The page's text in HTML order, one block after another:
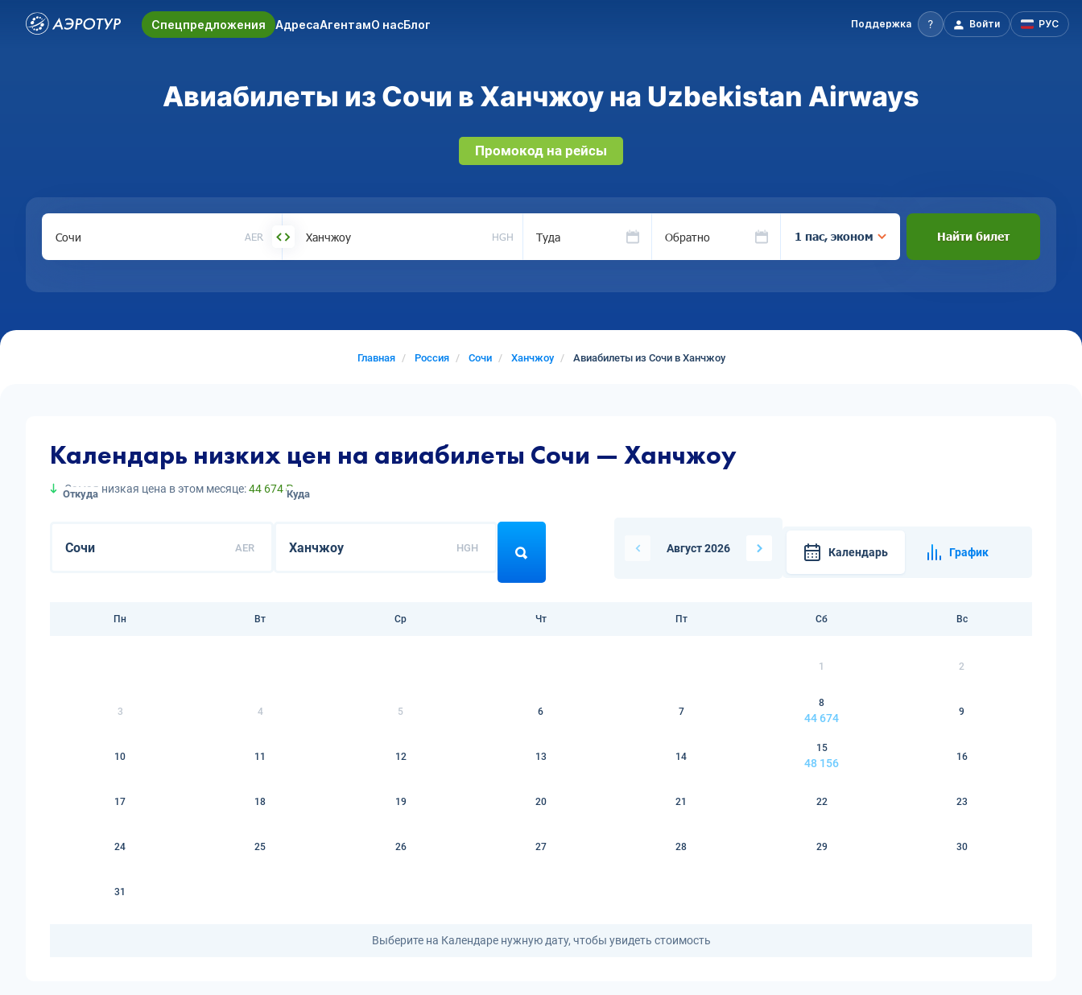
Спецпредложения АдресаАгентамО насБлог Поддержка Войти РУС
Авиабилеты из Сочи в Ханчжоу на Uzbekistan Airways
Промокод на рейсы
AER HGH Туда Обратно 1 пас, эконом Найти билет
Главная Россия Сочи Ханчжоу Авиабилеты из Сочи в Ханчжоу
Календарь низких цен на авиабилеты Сочи — Ханчжоу
Самая низкая цена в этом месяце:44 674 ₽
Откуда
AER
Куда
HGH Август 2026 Календарь График
Пн Вт Ср Чт Пт Сб Вс
1 2
3 4 5 6 7
8
44 674
9
10 11 12 13 14
15
48 156
16
17 18 19 20 21 22 23
24 25 26 27 28 29 30
31
Выберите на Календаре нужную дату, чтобы увидеть стоимость